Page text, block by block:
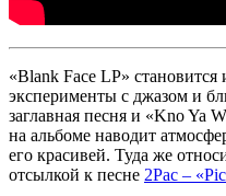
«Blank Face LP» становится
эксперименты с джазом и
заглавная песня и «Kno Ya
на альбоме наводит
его красивей. Туда же
отсылкой к песне 2Pac –